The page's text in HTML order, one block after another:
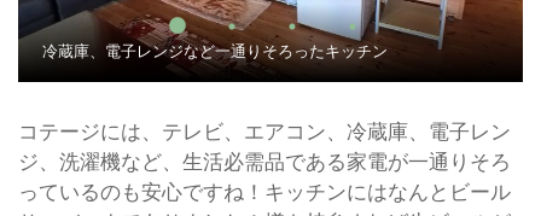
冷蔵庫、電子レンジなど一通りそろったキッチン
コテージには、テレビ、エアコン、冷蔵庫、電子レン
ジ、洗濯機など、生活必需品である家電が一通りそろ
っているのも安心ですね！キッチンにはなんとビール